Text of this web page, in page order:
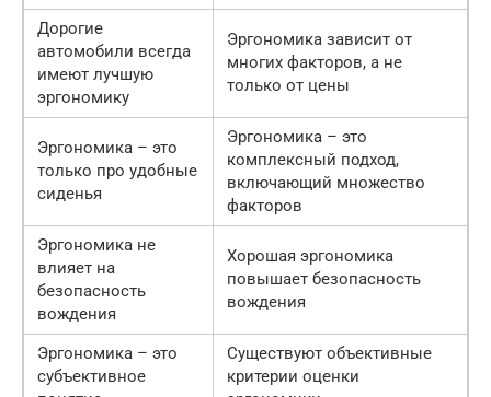
Дорогие
автомобили всегда
имеют лучшую
эргономику
Эргономика зависит от
многих факторов, а не
только от цены
Эргономика – это
только про удобные
сиденья
Эргономика – это
комплексный подход,
включающий множество
факторов
Эргономика не
влияет на
безопасность
вождения
Хорошая эргономика
повышает безопасность
вождения
Эргономика – это
субъективное
Существуют объективные
критерии оценки